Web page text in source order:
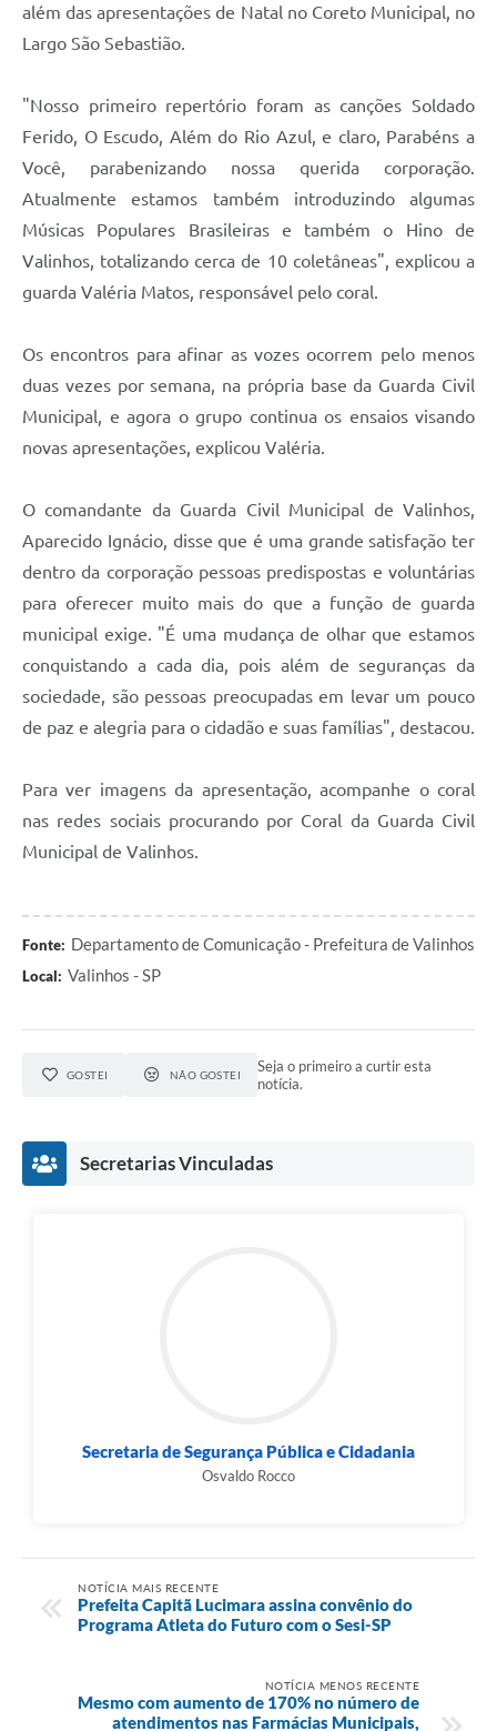
além das apresentações de Natal no Coreto Municipal, no
Largo São Sebastião.
"Nosso primeiro repertório foram as canções Soldado
Ferido, O Escudo, Além do Rio Azul, e claro, Parabéns a
Você, parabenizando nossa querida corporação.
Atualmente estamos também introduzindo algumas
Músicas Populares Brasileiras e também o Hino de
Valinhos, totalizando cerca de 10 coletâneas", explicou a
guarda Valéria Matos, responsável pelo coral.
Os encontros para afinar as vozes ocorrem pelo menos
duas vezes por semana, na própria base da Guarda Civil
Municipal, e agora o grupo continua os ensaios visando
novas apresentações, explicou Valéria.
O comandante da Guarda Civil Municipal de Valinhos,
Aparecido Ignácio, disse que é uma grande satisfação ter
dentro da corporação pessoas predispostas e voluntárias
para oferecer muito mais do que a função de guarda
municipal exige. "É uma mudança de olhar que estamos
conquistando a cada dia, pois além de seguranças da
sociedade, são pessoas preocupadas em levar um pouco
de paz e alegria para o cidadão e suas famílias", destacou.
Para ver imagens da apresentação, acompanhe o coral
nas redes sociais procurando por Coral da Guarda Civil
Municipal de Valinhos.
Fonte: Departamento de Comunicação - Prefeitura de Valinhos
Local: Valinhos - SP
GOSTEI NÃO GOSTEI
Seja o primeiro a curtir esta
notícia.
Secretarias Vinculadas
Secretaria de Segurança Pública e Cidadania
Osvaldo Rocco
NOTÍCIA MAIS RECENTE
Prefeita Capitã Lucimara assina convênio do
Programa Atleta do Futuro com o Sesi-SP
NOTÍCIA MENOS RECENTE
Mesmo com aumento de 170% no número de
atendimentos nas Farmácias Municipais,